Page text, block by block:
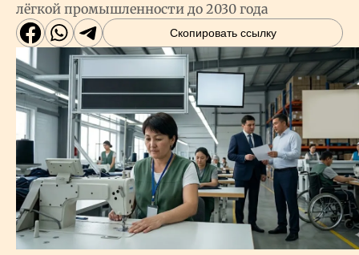
Рынки
Технологии
Власть
Геополитика
Исследования
лёгкой промышленности до 2030 года
Скопировать ссылку